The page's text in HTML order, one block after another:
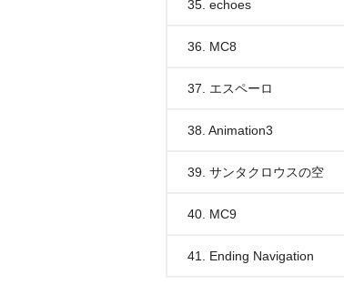
35. echoes
36. MC8
37. エスペーロ
38. Animation3
39. サンタクロウスの空
40. MC9
41. Ending Navigation